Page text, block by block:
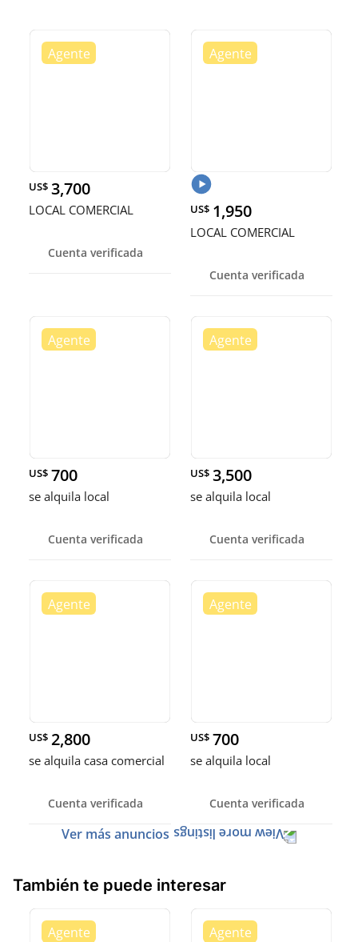
US$ 3,700
LOCAL COMERCIAL
Cuenta verificada
US$ 1,950
LOCAL COMERCIAL
Cuenta verificada
US$ 700
se alquila local
Cuenta verificada
US$ 3,500
se alquila local
Cuenta verificada
US$ 2,800
se alquila casa comercial
Cuenta verificada
US$ 700
se alquila local
Cuenta verificada
Ver más anuncios
También te puede interesar